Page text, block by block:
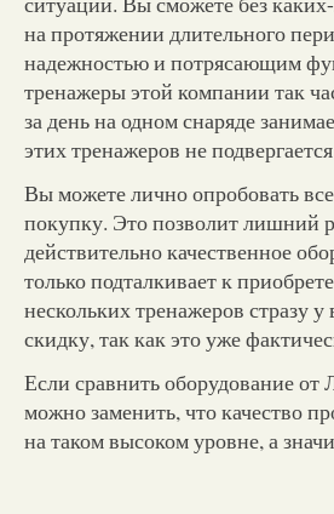
на протяжении длительного
надежностью и потрясающим
тренажеры этой компании так
за день на одном снаряде
этих тренажеров не
Вы можете лично опробовать
покупку. Это позволит лишний
действительно качественное
только подталкивает к
нескольких тренажеров стразу
скидку, так как это уже
Если сравнить оборудование
можно заменить, что качество
на таком высоком уровне, а